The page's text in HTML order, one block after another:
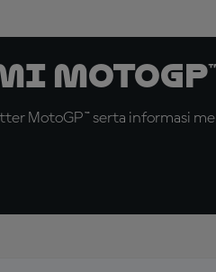
MotoGP™ serta informasi